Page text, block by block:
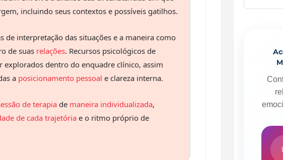
incluindo seus contextos e possíveis gatilhos.
de interpretação das situações e a maneira como
de suas relações. Recursos psicológicos de
explorados dentro do enquadre clínico, assim
a posicionamento pessoal e clareza interna.
de terapia de maneira individualizada,
de cada trajetóriae o ritmo próprio de